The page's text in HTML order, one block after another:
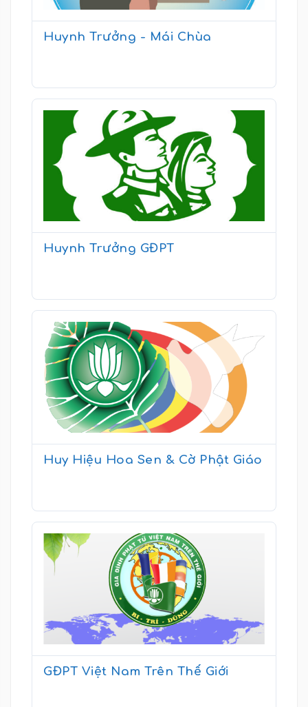
Huynh Trưởng - Mái Chùa
Huynh Trưởng GĐPT
Huy Hiệu Hoa Sen & Cờ Phật Giáo
GĐPT Việt Nam Trên Thế Giới